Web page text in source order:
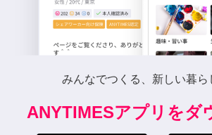
みんなでつくる、新しい暮ら
ANYTIMESアプリをダ